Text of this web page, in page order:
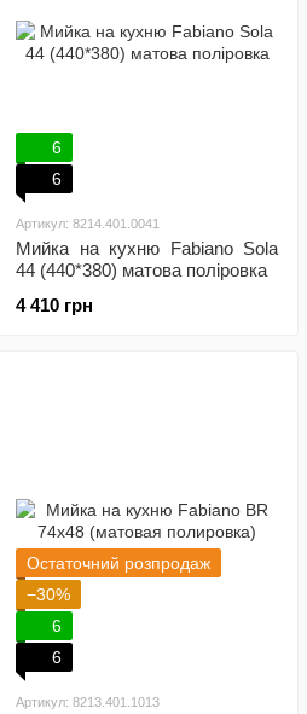
6
6
Артикул: 8214.401.0041
Мийка на кухню Fabiano Sola
44 (440*380) матова поліровка
4 410 грн
Остаточний розпродаж
−30%
6
6
Артикул: 8213.401.1013